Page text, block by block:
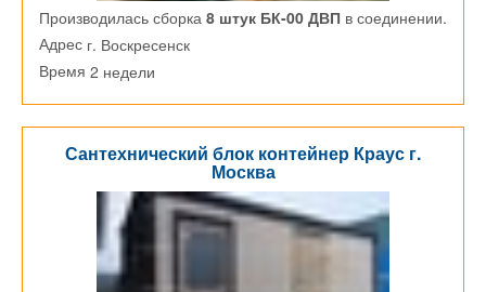
Производилась сборка 8 штук БК-00 ДВП в соединении.
Адрес г. Воскресенск
Время 2 недели
Сантехнический блок контейнер Краус г.
Москва